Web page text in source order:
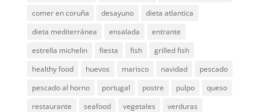
comer en coruña
desayuno
dieta atlantica
dieta mediterránea
ensalada
entrante
estrella michelin
fiesta fish
grilled fish
healthy food
huevos marisco navidad
pescado
pescado al horno
portugal postre pulpo
queso
restaurante
seafood vegetales verduras